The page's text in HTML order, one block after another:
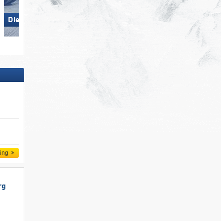
Die Tauplitz Turracher Höhe